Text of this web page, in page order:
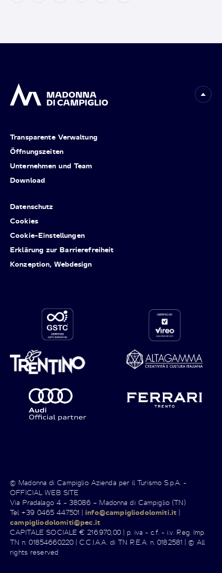
Transparente Verwaltung
Öffnungszeiten
Unternehmen und Team
Download
Datenschutz
Cookies
Cookie-Einstellungen
Erklärung zur Barrierefreiheit
Konzeption, Webdesign
© Madonna di Campiglio Azienda per il Turismo S.p.A. -
OFFICIAL WEB SITE
Via Pradalago 4 – 38086 – Madonna di Campiglio (TN)
Tel +39 0465 447501 |info@campigliodolomiti.it |
campigliodolomiti@pec.it
CAPITALE SOCIALE € 216.970,00 | p. iva - c.f. - i.v. Reg. Imp.
TN n. 01854660220 | C.C.I.A.A. di TN R.E.A. n. 0182581 | © All
rights reserved